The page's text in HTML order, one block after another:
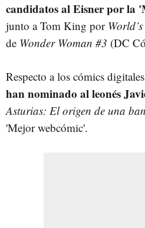
candidatos al Eisner por la
junto a Tom King por
de Wonder Woman #3 (DC
Respecto a los cómics
han nominado al leonés
Asturias: El origen de una
'Mejor webcómic'.